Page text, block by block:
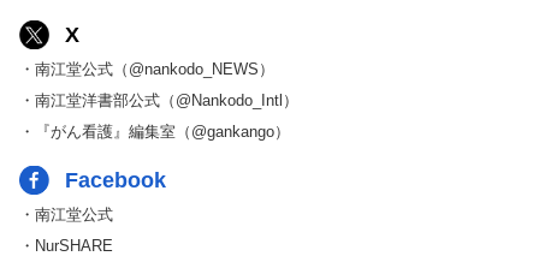
X
・南江堂公式（@nankodo_NEWS）
・南江堂洋書部公式（@Nankodo_Intl）
・『がん看護』編集室（@gankango）
Facebook
・南江堂公式
・NurSHARE